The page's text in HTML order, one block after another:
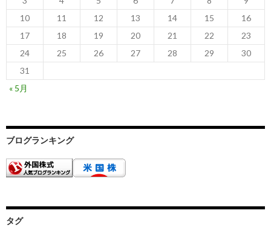
10
11 12 13 14 15
16
17
18 19 20 21 22
23
24
25 26 27 28 29
30
31
« 5月
ブログランキング
タグ